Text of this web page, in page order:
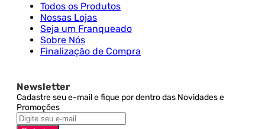
Todos os Produtos
Nossas Lojas
Seja um Franqueado
Sobre Nós
Finalização de Compra
Newsletter
Cadastre seu e-mail e fique por dentro das Novidades e
Promoções